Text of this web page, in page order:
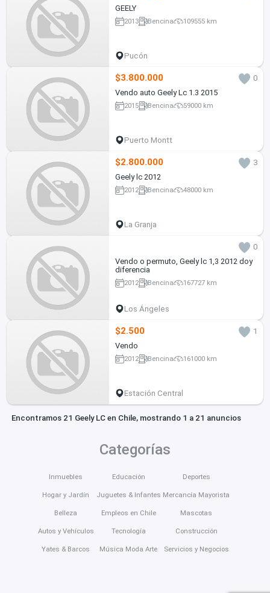
GEELY
2013 Bencina 109555 km
Pucón
$3.800.000
0
Vendo auto Geely Lc 1.3 2015
2015 Bencina 59000 km
Puerto Montt
$2.800.000
3
Geely lc 2012
2012 Bencina 48000 km
La Granja
0
Vendo o permuto, Geely lc 1,3 2012 doy
diferencia
2012 Bencina 167727 km
Los Ángeles
$2.500
1
Vendo
2012 Bencina 161000 km
Estación Central
Encontramos 21 Geely LC en Chile, mostrando 1 a 21 anuncios
Categorías
Inmuebles
Hogar y Jardín
Belleza
Autos y Vehículos
Yates & Barcos
Educación
Juguetes & Infantes
Empleos en Chile
Tecnología
Música Moda Arte
Deportes
Mercancía Mayorista
Mascotas
Construcción
Servicios y Negocios